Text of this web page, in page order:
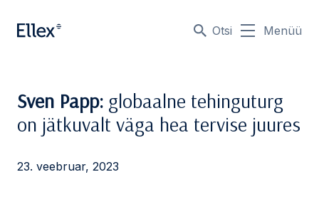
Otsi Menüü
Sven Papp: globaalne tehinguturg
on jätkuvalt väga hea tervise juures
23. veebruar, 2023